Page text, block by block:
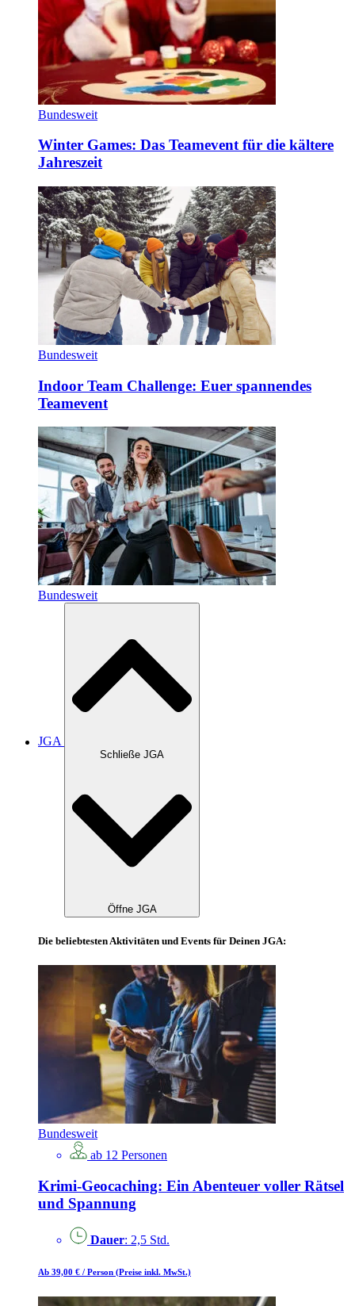
Bundesweit
Winter Games: Das Teamevent für die kältere
Jahreszeit
Bundesweit
Indoor Team Challenge: Euer spannendes
Teamevent
Bundesweit
JGA
Schließe JGA
Öffne JGA
Die beliebtesten Aktivitäten und Events für Deinen JGA:
Bundesweit
ab 12 Personen
Krimi-Geocaching: Ein Abenteuer voller Rätsel
und Spannung
Dauer: 2,5 Std.
Ab 39,00 € / Person (Preise inkl. MwSt.)